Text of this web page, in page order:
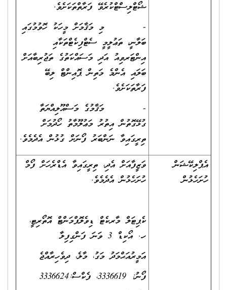
ޝޯޓްލިސްޓްކުރެވޭ ފަރާތްތަކަށެވެ.
- މި މަޤާމަށް މީހަކު ހޮވުމުގައި
ބަލާނީ، ތަޢުލީމީ ސެޓްފިކެޓްތަކާއި
އިންޓަރވިއު އަދި މަސައްކަތުގެ ތަޖުރިބާއަށް
ބަލައި އެންމެ މަތިން ޕޮއިންޓް ލިބޭ
ފަރާތަކަށެވެ.
- މަޤާމުގެ މަސްއޫލިއްޔަތާ
ގުޅޭގޮތުން އިތުރު މަޢުލޫމާތު ހޯދުމަށް
ތިރީގައިވާ ނަންބަރު ފޯނަށް ގުޅުން އެދެމެވެ.
އެޕްލިކޭޝަން
ހުށަހެޅުން
ވަޒީފާއަށް އެދި، ތިރީގައިވާ އެޑްރެހަށް ފޯމް
ހުށަހެޅުން އެދެމެވެ.
ކެޕިޓަލް މާރކެޓް ޑިވެލޮޕްމަންޓް އޮތޯރިޓީ،
ހ. އޯކިޑް 3 ވަނަ ފަންގިފިލާ
އަމީރުއަޙްމަދު މަގު، މާލެ، ދިވެހިރާއްޖެ
ފޯނު: 3336619، ފެކްސް:3336624